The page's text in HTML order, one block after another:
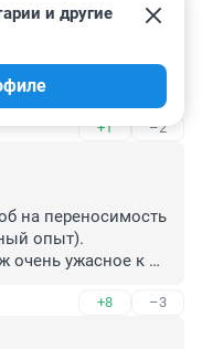
однозначно.В
для
выставляют
им мешал
+1 –2
и другие
на переносимость
опыт).
очень ужасное к
Самое страшное
+8 –3